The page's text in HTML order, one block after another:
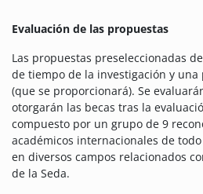
Evaluación de las propuestas
Las propuestas preseleccionadas
de tiempo de la investigación y
(que se proporcionará). Se
otorgarán las becas tras la
compuesto por un grupo de 9
académicos internacionales de
en diversos campos relacionados
de la Seda.